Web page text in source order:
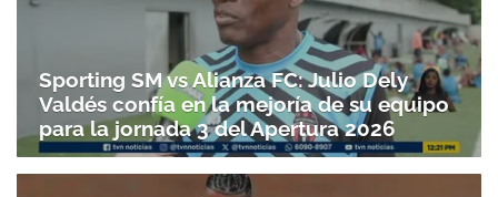
Sporting SM vs Alianza FC: Julio Dely
Valdés confía en la mejoría de su equipo
para la jornada 3 del Apertura 2026